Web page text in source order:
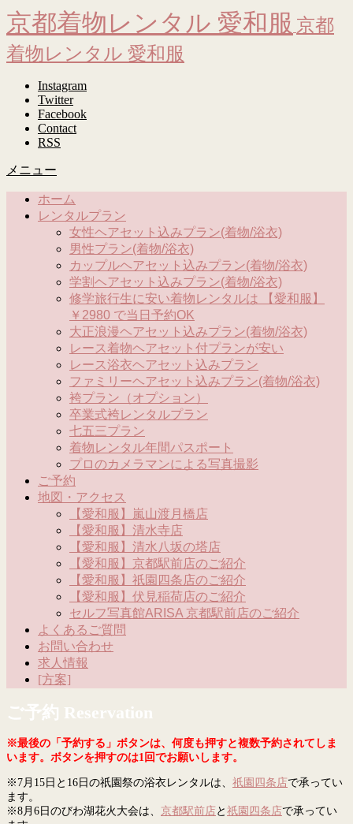
京都着物レンタル 愛和服 京都
着物レンタル 愛和服
Instagram
Twitter
Facebook
Contact
RSS
メニュー
ホーム
レンタルプラン
女性ヘアセット込みプラン(着物/浴衣)
男性プラン(着物/浴衣)
カップルヘアセット込みプラン(着物/浴衣)
学割ヘアセット込みプラン(着物/浴衣)
修学旅行生に安い着物レンタルは 【愛和服】
￥2980 で当日予約OK
大正浪漫ヘアセット込みプラン(着物/浴衣)
レース着物ヘアセット付プランが安い
レース浴衣ヘアセット込みプラン
ファミリーヘアセット込みプラン(着物/浴衣)
袴プラン（オプション）
卒業式袴レンタルプラン
七五三プラン
着物レンタル年間パスポート
プロのカメラマンによる写真撮影
ご予約
地図・アクセス
【愛和服】嵐山渡月橋店
【愛和服】清水寺店
【愛和服】清水八坂の塔店
【愛和服】京都駅前店のご紹介
【愛和服】祇園四条店のご紹介
【愛和服】伏見稲荷店のご紹介
セルフ写真館ARISA 京都駅前店のご紹介
よくあるご質問
お問い合わせ
求人情報
[方案]
ご予約 Reservation
※最後の「予約する」ボタンは、何度も押すと複数予約されてしま
います。ボタンを押すのは1回でお願いします。
※7月15日と16日の祇園祭の浴衣レンタルは、 祇園四条店で承ってい
ます。
※8月6日のびわ湖花火大会は、 京都駅前店 と 祇園四条店で承ってい